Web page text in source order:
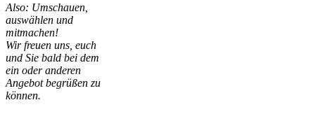
Also: Umschauen,
auswählen und
mitmachen!
Wir freuen uns, euch
und Sie bald bei dem
ein oder anderen
Angebot begrüßen zu
können.